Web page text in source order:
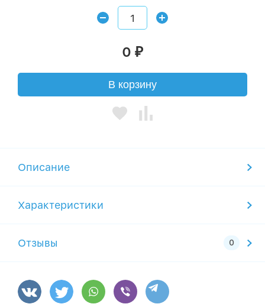
0 ₽
В корзину
Описание
Характеристики
Отзывы